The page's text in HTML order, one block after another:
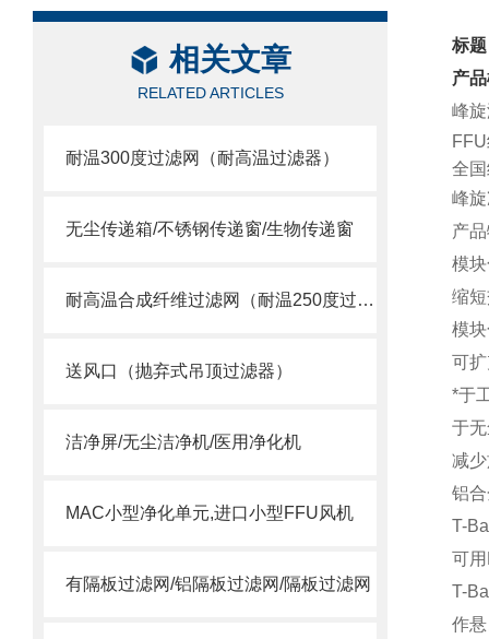
相关文章
RELATED ARTICLES
耐温300度过滤网（耐高温过滤器）
无尘传递箱/不锈钢传递窗/生物传递窗
耐高温合成纤维过滤网（耐温250度过滤棉）
送风口（抛弃式吊顶过滤器）
洁净屏/无尘洁净机/医用净化机
MAC小型净化单元,进口小型FFU风机
有隔板过滤网/铝隔板过滤网/隔板过滤网
标
产
峰
全
峰
产
模
缩
模
可
*于
于
减
铝
T-
可
T-
作